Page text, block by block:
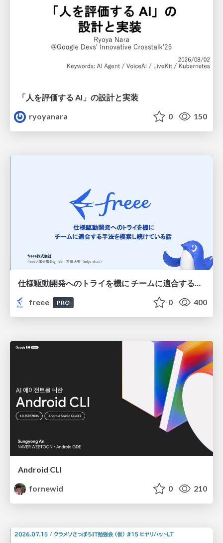
「人を評価する AI」の 設計と実装
ryoyanara
0 150
仕様駆動開発へのトライを機に チームに適合する手法を模索し続けている話
freee
PRO 0 400
Android CLI
fornewid
0 210